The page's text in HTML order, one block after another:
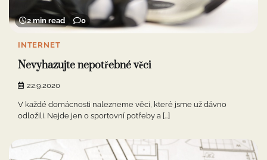
2 min read 0
INTERNET
Nevyhazujte nepotřebné věci
22.9.2020
V každé domácnosti nalezneme věci, které jsme už dávno
odložili. Nejde jen o sportovní potřeby a […]